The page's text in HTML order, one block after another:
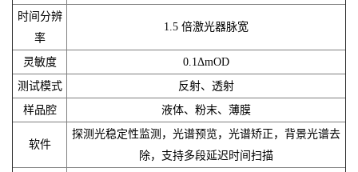
时间分辨
率
1.5 倍激光器脉宽
灵敏度
0.1ΔmOD
测试模式
反射、透射
样品腔
液体、粉末、薄膜
软件
探测光稳定性监测，光谱预览，光谱矫正，背景光谱去
除，支持多段延迟时间扫描